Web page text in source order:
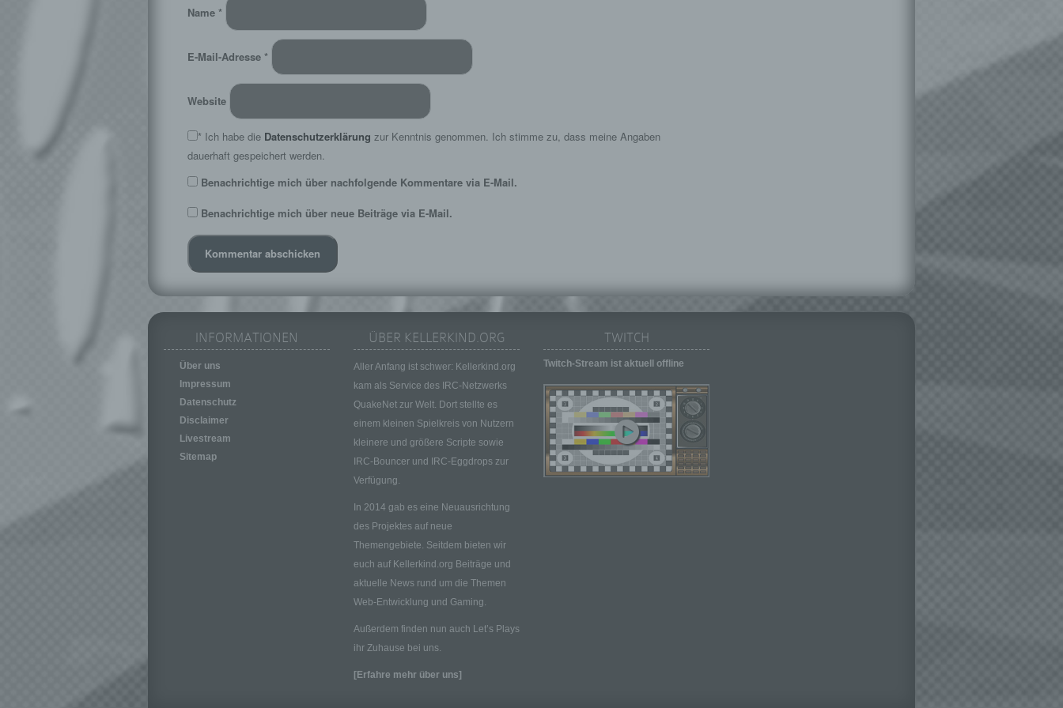
Name *
E-Mail-Adresse *
Website
* Ich habe die Datenschutzerklärung zur Kenntnis genommen. Ich stimme zu, dass meine Angaben
dauerhaft gespeichert werden.
Benachrichtige mich über nachfolgende Kommentare via E-Mail.
Benachrichtige mich über neue Beiträge via E-Mail.
INFORMATIONEN
Über uns
Impressum
Datenschutz
Disclaimer
Livestream
Sitemap
ÜBER KELLERKIND.ORG
Aller Anfang ist schwer: Kellerkind.org
kam als Service des IRC-Netzwerks
QuakeNet zur Welt. Dort stellte es
einem kleinen Spielkreis von Nutzern
kleinere und größere Scripte sowie
IRC-Bouncer und IRC-Eggdrops zur
Verfügung.
In 2014 gab es eine Neuausrichtung
des Projektes auf neue
Themengebiete. Seitdem bieten wir
euch auf Kellerkind.org Beiträge und
aktuelle News rund um die Themen
Web-Entwicklung und Gaming.
Außerdem finden nun auch Let’s Plays
ihr Zuhause bei uns.
[Erfahre mehr über uns]
TWITCH
Twitch-Stream ist aktuell offline
personenbezogener Daten, die darin besteht, dass diese
personenbezogenen Daten verwendet werden, um bestimmte
zu bewerten, insbesondere, um Aspekte bezüglich Arbeitsleistung,
wirtschaftlicher Lage, Gesundheit, persönlicher Vorlieben, Interessen,
Zuverlässigkeit, Verhalten, Aufenthaltsort oder Ortswechsel dieser
natürlichen Person zu analysieren oder vorherzusagen.
f) Pseudonymisierung
in einer Weise, auf welche die personenbezogenen Daten ohne
spezifischen betroffenen Person zugeordnet werden können, sofern
werden.
g) Verantwortlicher oder für die Verarbeitung Verantwortlicher
Verantwortlicher oder für die Verarbeitung Verantwortlicher ist die
natürliche oder juristische Person, Behörde, Einrichtung oder andere
Stelle, die allein oder gemeinsam mit anderen über die Zwecke und
Mittel der Verarbeitung von personenbezogenen Daten entscheidet.
Sind die Zwecke und Mittel dieser Verarbeitung durch das
Unionsrecht oder das Recht der Mitgliedstaaten vorgegeben, so kann
der Verantwortliche beziehungsweise können die bestimmten
Kriterien seiner Benennung nach dem Unionsrecht oder dem Recht
der Mitgliedstaaten vorgesehen werden.
h) Auftragsverarbeiter
Auftragsverarbeiter ist eine natürliche oder juristische Person,
Behörde, Einrichtung oder andere Stelle, die personenbezogene
Daten im Auftrag des Verantwortlichen verarbeitet.
i) Empfänger
Empfänger ist eine natürliche oder juristische Person, Behörde,
Einrichtung oder andere Stelle, der personenbezogene Daten
Dritten handelt oder nicht. Behörden, die im Rahmen eines
bestimmten Untersuchungsauftrags nach dem Unionsrecht oder dem
erhalten, gelten jedoch nicht als Empfänger.